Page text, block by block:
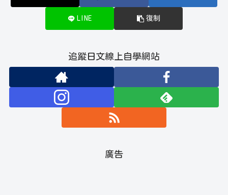
LINE 復制
追蹤日文線上自學網站
廣告